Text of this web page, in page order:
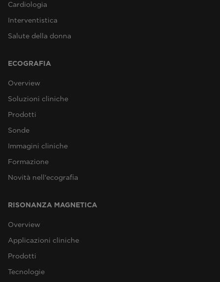
Cardiologia
Interventistica
Salute della donna
ECOGRAFIA
Overview
Soluzioni cliniche
Prodotti
Sonde
Immagini cliniche
Formazione
Novità nell'ecografia
RISONANZA MAGNETICA
Overview
Applicazioni cliniche
Prodotti
Tecnologie